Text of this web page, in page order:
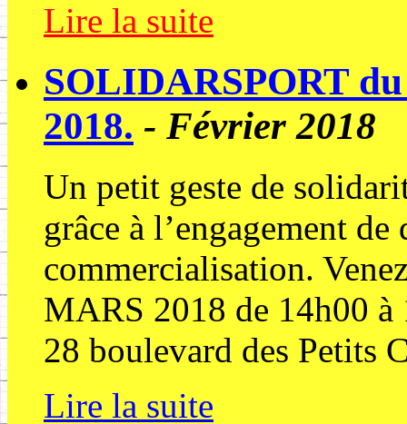
Lire la suite
SOLIDARSPORT
2018. - Février 2018
Un petit geste de
grâce à l’engagement
commercialisation.
MARS 2018 de 14h00 à
28 boulevard des Petits
Lire la suite